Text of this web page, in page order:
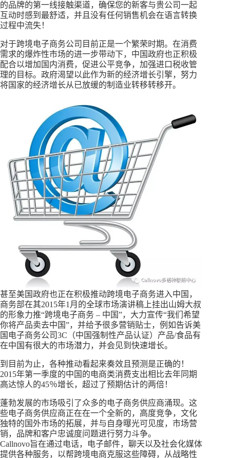
的品牌的第一线接触渠道，确保您的新客与贵公司一起
互动时感到最舒适，并且没有任何销售机会在语言转换
过程中流失！
对于跨境电子商务公司目前正是一个繁荣时期。在消费
需求的爆炸性市场的进一步带动下，中国政府也正积极
配合以增加国内消费，促进公平竞争，加强进口税收管
理的目标。政府渴望以此作为新的经济增长引擎，努力
将国家的经济增长从已放缓的制造业转移转移开。
甚至美国政府也正在积极推动跨境电子商务进入中国，
商务部在其2015年1月的全球市场演讲稿上挂出山姆大叔
的形象力推“跨境电子商务 – 中国”，大力宣传“我们希望
你将产品卖去中国”，并给予很多营销贴士，例如告诉美
国电子商务公司3C（中国强制性产品认证）产品/食品有
在中国有很大的市场潜力，并会见到快速增长。
到目前为止，各种推动看起来奏效且预测是正确的！
2015年第一季度的中国的电商类消费支出相比去年同期
高达惊人的45％增长，超过了预期估计的两倍！
蓬勃发展的市场吸引了众多的电子商务供应商涌现。这
些电子商务供应商正在在一个全新的，高度竞争，文化
独特的国外市场的拓展，并与自身曝光可见度，市场营
销，品牌和客户忠诚度问题进行努力斗争。
Callnovo旨在通过电话，电子邮件，聊天以及社会化媒体
提供各种服务，以帮跨境电商克服这些障碍，从战略性